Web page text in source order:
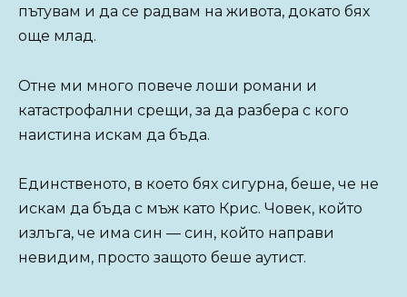
пътувам и да се радвам на живота, докато бях
още млад.
Отне ми много повече лоши романи и
катастрофални срещи, за да разбера с кого
наистина искам да бъда.
Единственото, в което бях сигурна, беше, че не
искам да бъда с мъж като Крис. Човек, който
излъга, че има син — син, който направи
невидим, просто защото беше аутист.